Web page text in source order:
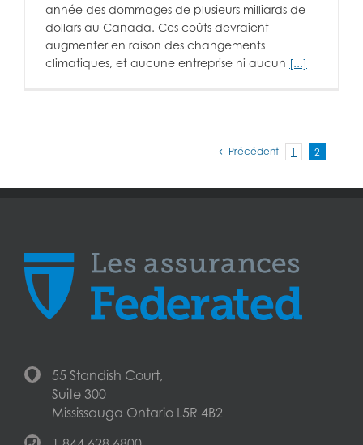
année des dommages de plusieurs milliards de
dollars au Canada. Ces coûts devraient
augmenter en raison des changements
climatiques, et aucune entreprise ni aucun [...]
Précédent 1 2
55 Standish Court,
Suite 300
Mississauga Ontario L5R 4B2